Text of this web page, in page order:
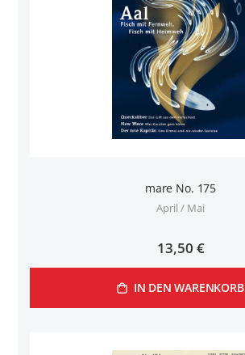
mare No. 175
April / Mai
13,50 €
IN DEN WARENKORB